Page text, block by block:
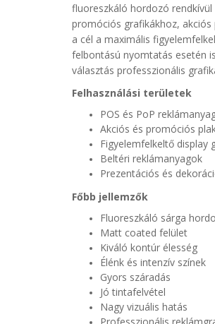
fluoreszkáló hordozó
promóciós grafikákhoz,
a cél a maximális
felbontású nyomtatás esetén
választás professzionális
Felhasználási területek
POS és PoP
Akciós és promóciós
Figyelemfelkeltő display
Beltéri reklámanyagok
Prezentációs és
Főbb jellemzők
Fluoreszkáló sárga
Matt coated felület
Kiváló kontúr élesség
Élénk és intenzív színek
Gyors száradás
Jó tintafelvétel
Nagy vizuális hatás